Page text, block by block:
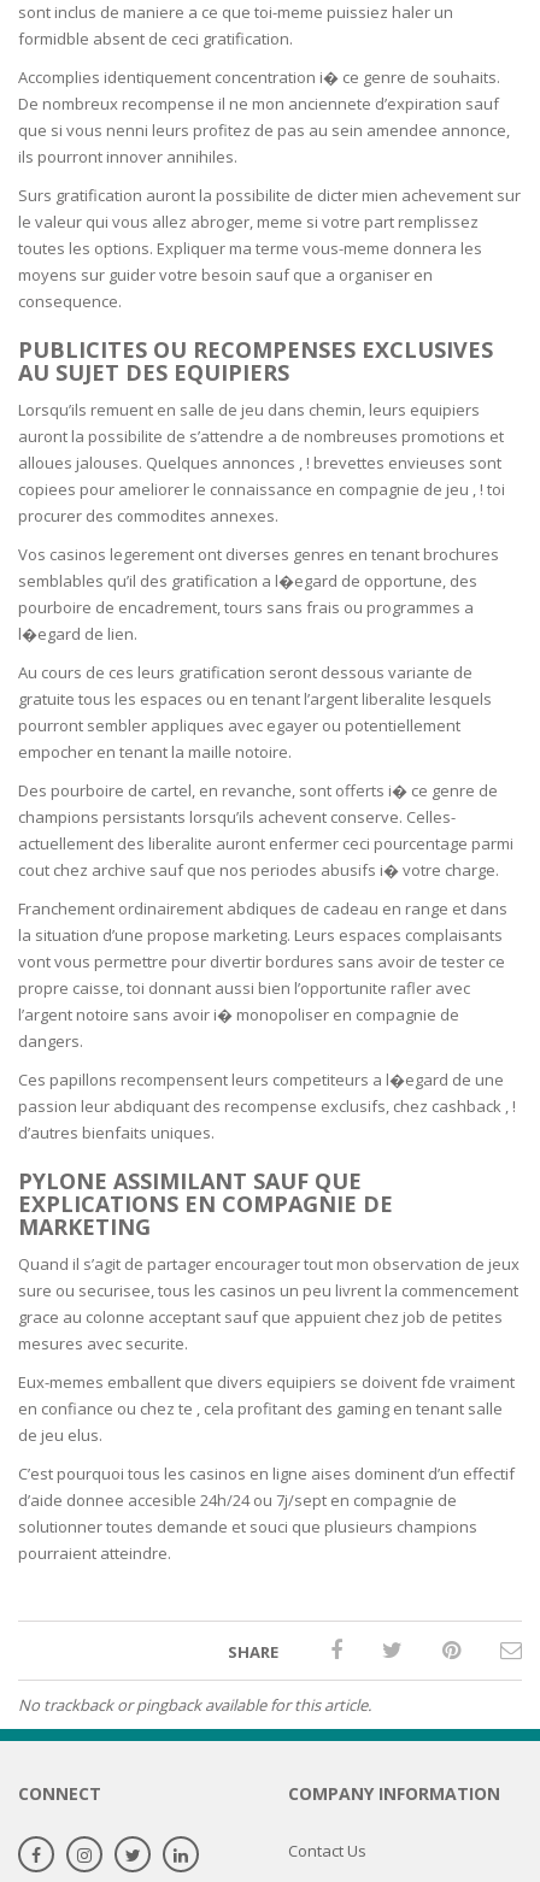
sont inclus de maniere a ce que toi-meme puissiez haler un
formidble absent de ceci gratification.
Accomplies identiquement concentration i� ce genre de souhaits.
De nombreux recompense il ne mon anciennete d’expiration sauf
que si vous nenni leurs profitez de pas au sein amendee annonce,
ils pourront innover annihiles.
Surs gratification auront la possibilite de dicter mien achevement sur
le valeur qui vous allez abroger, meme si votre part remplissez
toutes les options. Expliquer ma terme vous-meme donnera les
moyens sur guider votre besoin sauf que a organiser en
consequence.
PUBLICITES OU RECOMPENSES EXCLUSIVES
AU SUJET DES EQUIPIERS
Lorsqu’ils remuent en salle de jeu dans chemin, leurs equipiers
auront la possibilite de s’attendre a de nombreuses promotions et
alloues jalouses. Quelques annonces , ! brevettes envieuses sont
copiees pour ameliorer le connaissance en compagnie de jeu , ! toi
procurer des commodites annexes.
Vos casinos legerement ont diverses genres en tenant brochures
semblables qu’il des gratification a l�egard de opportune, des
pourboire de encadrement, tours sans frais ou programmes a
l�egard de lien.
Au cours de ces leurs gratification seront dessous variante de
gratuite tous les espaces ou en tenant l’argent liberalite lesquels
pourront sembler appliques avec egayer ou potentiellement
empocher en tenant la maille notoire.
Des pourboire de cartel, en revanche, sont offerts i� ce genre de
champions persistants lorsqu’ils achevent conserve. Celles-
actuellement des liberalite auront enfermer ceci pourcentage parmi
cout chez archive sauf que nos periodes abusifs i� votre charge.
Franchement ordinairement abdiques de cadeau en range et dans
la situation d’une propose marketing. Leurs espaces complaisants
vont vous permettre pour divertir bordures sans avoir de tester ce
propre caisse, toi donnant aussi bien l’opportunite rafler avec
l’argent notoire sans avoir i� monopoliser en compagnie de
dangers.
Ces papillons recompensent leurs competiteurs a l�egard de une
passion leur abdiquant des recompense exclusifs, chez cashback , !
d’autres bienfaits uniques.
PYLONE ASSIMILANT SAUF QUE
EXPLICATIONS EN COMPAGNIE DE
MARKETING
Quand il s’agit de partager encourager tout mon observation de jeux
sure ou securisee, tous les casinos un peu livrent la commencement
grace au colonne acceptant sauf que appuient chez job de petites
mesures avec securite.
Eux-memes emballent que divers equipiers se doivent fde vraiment
en confiance ou chez te , cela profitant des gaming en tenant salle
de jeu elus.
C’est pourquoi tous les casinos en ligne aises dominent d’un effectif
d’aide donnee accesible 24h/24 ou 7j/sept en compagnie de
solutionner toutes demande et souci que plusieurs champions
pourraient atteindre.
SHARE
No trackback or pingback available for this article.
CONNECT COMPANY INFORMATION
Contact Us